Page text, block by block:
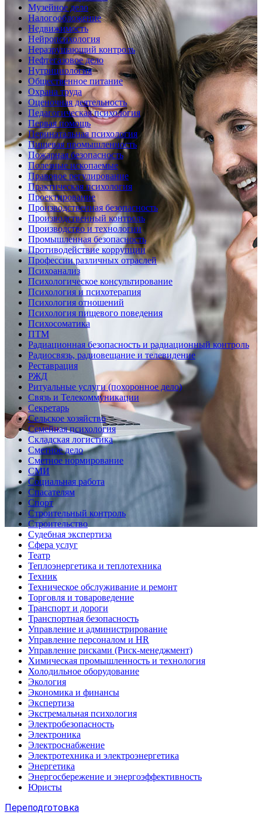
Музейное дело
Налогообложение
Недвижимость
Нейропсихология
Неразрушающий контроль
Нефтегазовое дело
Нутрициология
Общественное питание
Охрана труда
Оценочная деятельность
Педагогическая психология
Первая помощь
Перинатальная психология
Пищевая промышленность
Пожарная безопасность
Полезные ископаемые
Правовое регулирование
Практическая психология
Проектирование
Производственная безопасность
Производственный контроль
Производство и технологии
Промышленная безопасность
Противодействие коррупции
Профессии различных отраслей
Психоанализ
Психологическое консультирование
Психология и психотерапия
Психология отношений
Психология пищевого поведения
Психосоматика
ПТМ
Радиационная безопасность и радиационный контроль
Радиосвязь, радиовещание и телевидение
Реставрация
РЖД
Ритуальные услуги (похоронное дело)
Связь и Телекоммуникации
Секретарь
Сельское хозяйство
Семейная психология
Складская логистика
Сметное дело
Сметное нормирование
СМИ
Социальная работа
Спасателям
Спорт
Строительный контроль
Строительство
Судебная экспертиза
Сфера услуг
Театр
Теплоэнергетика и теплотехника
Техник
Техническое обслуживание и ремонт
Торговля и товароведение
Транспорт и дороги
Транспортная безопасность
Управление и администрирование
Управление персоналом и HR
Управление рисками (Риск-менеджмент)
Химическая промышленность и технология
Холодильное оборудование
Экология
Экономика и финансы
Экспертиза
Экстремальная психология
Электробезопасность
Электроника
Электроснабжение
Электротехника и электроэнергетика
Энергетика
Энергосбережение и энергоэффективность
Юристы
Переподготовка